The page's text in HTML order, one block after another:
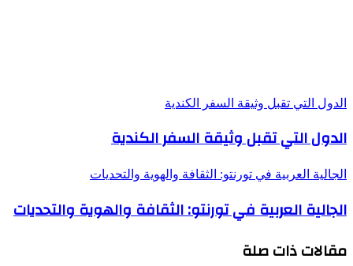
الدول التي تقبل وثيقة السفر الكندية
الدول التي تقبل وثيقة السفر الكندية
الجالية العربية في تورنتو: الثقافة والهوية والتحديات
الجالية العربية في تورنتو: الثقافة والهوية والتحديات
مقالات ذات صلة